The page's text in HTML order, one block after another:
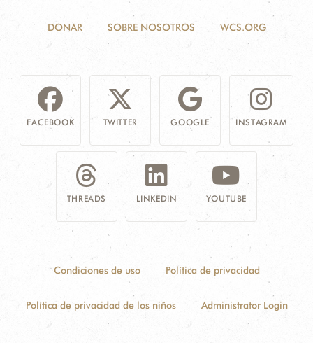
DONAR SOBRE NOSOTROS WCS.ORG
FACEBOOK TWITTER GOOGLE INSTAGRAM
THREADS LINKEDIN YOUTUBE
Condiciones de uso Política de privacidad
Política de privacidad de los niños Administrator Login